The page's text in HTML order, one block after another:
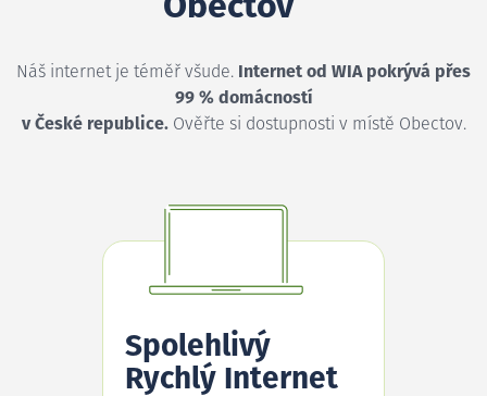
Obectov
Náš internet je téměř všude. Internet od WIA pokrývá přes
99 % domácností
v České republice.Ověřte si dostupnosti v místě Obectov.
Spolehlivý
Rychlý Internet